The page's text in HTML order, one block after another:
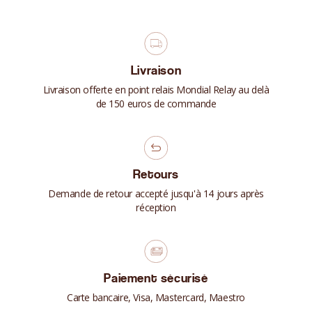
Livraison
Livraison offerte en point relais Mondial Relay au delà
de 150 euros de commande
Retours
Demande de retour accepté jusqu'à 14 jours après
réception
Paiement sécurisé
Carte bancaire, Visa, Mastercard, Maestro